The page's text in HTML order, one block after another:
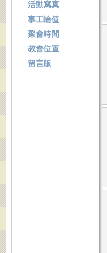
活動寫真
事工輪值
聚會時間
教會位置
留言版